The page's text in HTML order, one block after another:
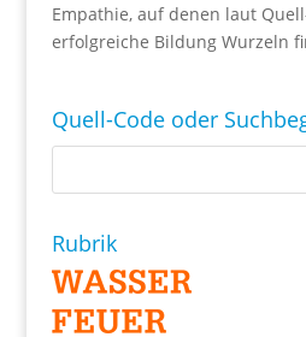
Empathie, auf denen laut
erfolgreiche Bildung Wurzeln
Quell-Code oder
Rubrik